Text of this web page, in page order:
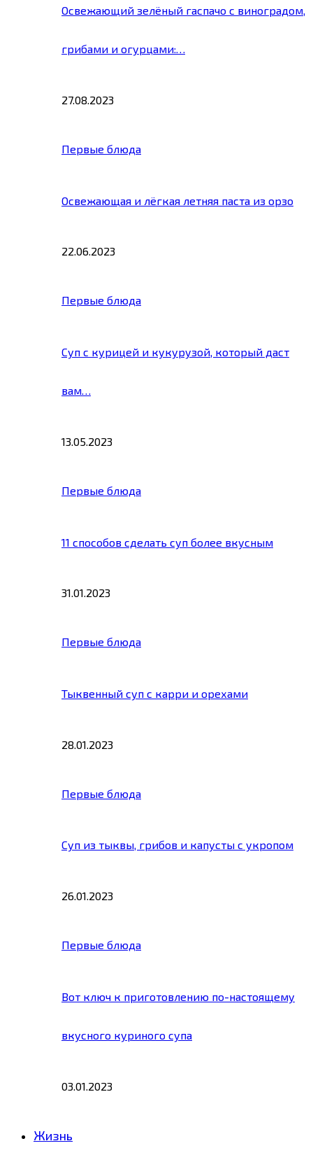
Освежающий зелёный гаспачо с виноградом,
грибами и огурцами:…
27.08.2023
Первые блюда
Освежающая и лёгкая летняя паста из орзо
22.06.2023
Первые блюда
Суп с курицей и кукурузой, который даст
вам…
13.05.2023
Первые блюда
11 способов сделать суп более вкусным
31.01.2023
Первые блюда
Тыквенный суп с карри и орехами
28.01.2023
Первые блюда
Суп из тыквы, грибов и капусты с укропом
26.01.2023
Первые блюда
Вот ключ к приготовлению по-настоящему
вкусного куриного супа
03.01.2023
Жизнь